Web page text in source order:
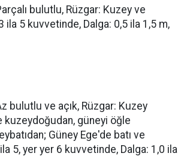
bulutlu, Rüzgar: Kuzey ve
ila 5 kuvvetinde, Dalga: 0,5 ila 1,5 m,
bulutlu ve açık, Rüzgar: Kuzey
kuzeydoğudan, güneyi öğle
Güney Ege'de batı ve
5, yer yer 6 kuvvetinde, Dalga: 1,0 ila